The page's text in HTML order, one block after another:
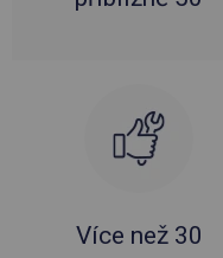
Více než 30